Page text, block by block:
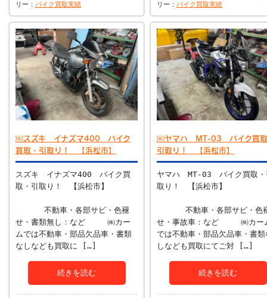
リー： バイク買取実績
リー： バイク買取実績
￼スズキ イナズマ400 バイク
買取・引取り！ 【浜松市】
スズキ イナズマ400 バイク買
取・引取り！ 【浜松市】
不動車・各部サビ・色褪
せ・書類無し：など ㈱カー
ムでは不動車・部品欠品車・書類
なしなども買取に […]
続きを読む
￼ヤマハ MT-03 バイク買
引取り！ 【浜松市】
ヤマハ MT-03 バイク買取・
取り！ 【浜松市】
不動車・各部サビ・色
せ・事故車：など ㈱カー
では不動車・部品欠品車・書類
しなども買取にてご対 […]
続きを読む